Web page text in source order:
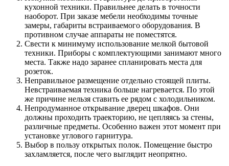
кухонной техники. Правильнее делать в точности
наоборот. При заказе мебели необходимы точные
замеры, габариты встраиваемого оборудования. В
противном случае аппараты не поместятся.
Свести к минимуму использование мелкой бытовой
техники. Приборы с комплектующими занимают много
места. Также надо заранее спланировать места для
розеток.
Неправильное размещение отдельно стоящей плиты.
Невстраиваемая техника больше нагревается. По этой
же причине нельзя ставить ее рядом с холодильником.
Непродуманное открывание дверец шкафов. Они
должны проходить траекторию, не цепляясь за стены,
различные предметы. Особенно важен этот момент при
установке углового гарнитура.
Выбор в пользу открытых полок. Помещение быстро
захламляется, после чего выглядит неопрятно.